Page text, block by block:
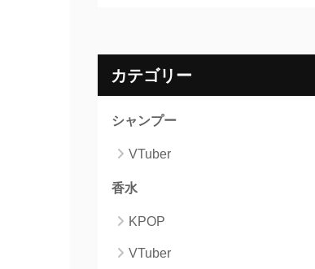
カテゴリー
シャンプー
VTuber
香水
KPOP
VTuber